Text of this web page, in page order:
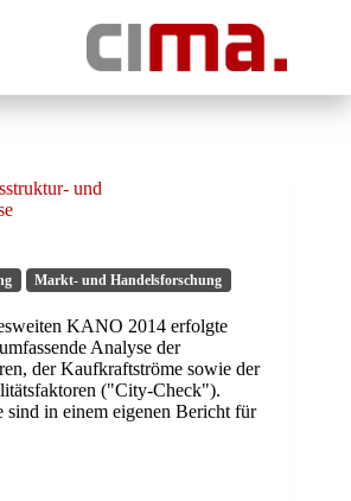
und
Markt- und Handelsforschung
KANO 2014 erfolgte
Analyse der
der Kaufkraftströme sowie der
("City-Check").
sind in einem eigenen Bericht für